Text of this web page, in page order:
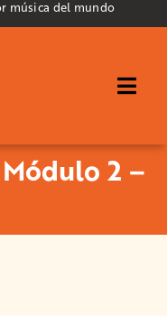
música del mundo
2 –